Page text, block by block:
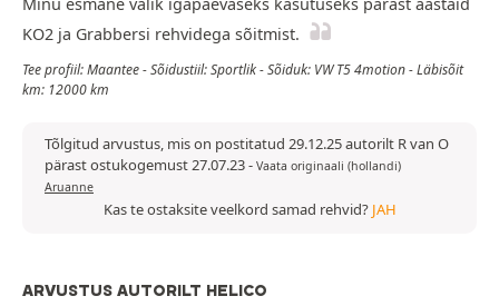
KO2 ja Grabbersi rehvidega sõitmist.
Tee profiil: Maantee - Sõidustiil: Sportlik - Sõiduk: VW T5 4motion - Läbisõit
km: 12000 km
Tõlgitud arvustus, mis on postitatud 29.12.25 autorilt R van O
pärast ostukogemust 27.07.23- Vaata originaali (hollandi)
Aruanne
Kas te ostaksite veelkord samad rehvid? JAH
ARVUSTUS AUTORILT HELICO